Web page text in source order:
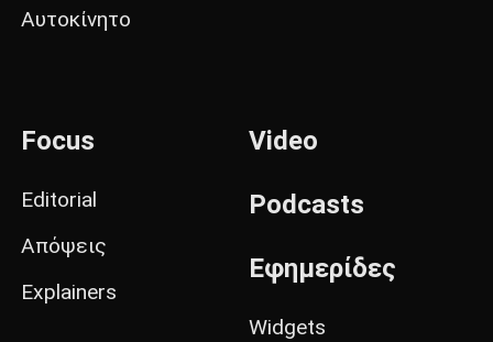
Αυτοκίνητο
Focus
Editorial
Απόψεις
Explainers
Video
Podcasts
Εφημερίδες
Widgets